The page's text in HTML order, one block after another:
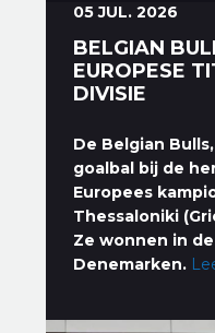
05 JUL. 2026
BELGIAN
EUROPESE
DIVISIE
De Belgian
goalbal bij de
Europees
Thessaloniki
Ze wonnen in
Denemarken.